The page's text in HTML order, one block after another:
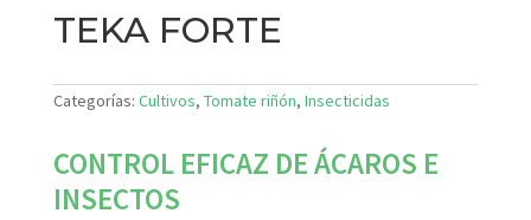
TEKA FORTE
Categorías: Cultivos, Tomate riñón, Insecticidas
CONTROL EFICAZ DE ÁCAROS E
INSECTOS